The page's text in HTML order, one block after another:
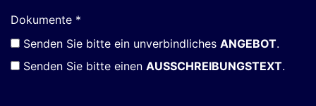
Dokumente *
Senden Sie bitte ein unverbindliches ANGEBOT.
Senden Sie bitte einen AUSSCHREIBUNGSTEXT.